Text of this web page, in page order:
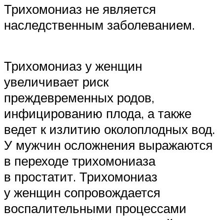
Трихомониаз не является
наследственным заболеванием.
Трихомониаз у женщин
увеличивает риск
преждевременных родов,
инфицированию плода, а также
ведет к излитию околоплодных вод.
У мужчин осложнения выражаются
в переходе трихомониаза
в простатит. Трихомониаз
у женщин сопровождается
воспалительными процессами